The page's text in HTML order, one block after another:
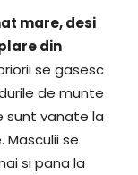
mare, desi
din
se gasesc
de munte
sunt vanate la
se
si pana la